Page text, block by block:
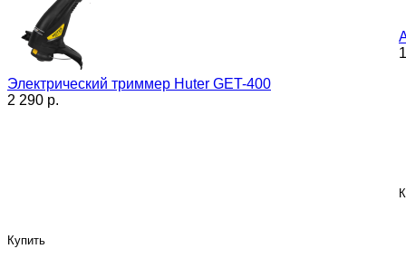
Электрический триммер Huter GET-400
2 290 p.
Купить